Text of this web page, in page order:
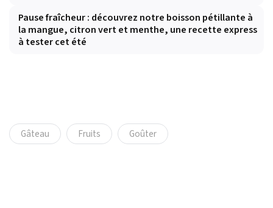
Pause fraîcheur : découvrez notre boisson pétillante à
la mangue, citron vert et menthe, une recette express
à tester cet été
Gâteau Fruits Goûter